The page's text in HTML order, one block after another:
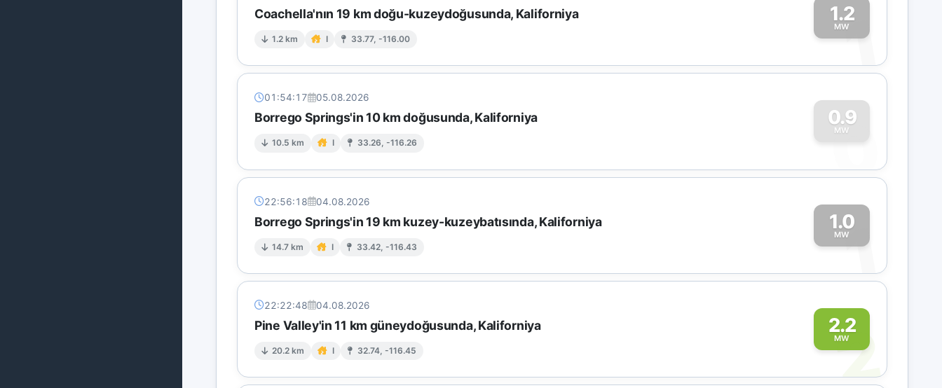
Coachella'nın 19 km doğu-kuzeydoğusunda, Kaliforniya
1.2 km I 33.77, -116.00
1.2
MW
1
01:54:17 05.08.2026
Borrego Springs'in 10 km doğusunda, Kaliforniya
10.5 km I 33.26, -116.26
0.9
MW
0
22:56:18 04.08.2026
Borrego Springs'in 19 km kuzey-kuzeybatısında, Kaliforniya
14.7 km I 33.42, -116.43
1.0
MW
1
22:22:48 04.08.2026
Pine Valley'in 11 km güneydoğusunda, Kaliforniya
20.2 km I 32.74, -116.45
2.2
MW
2